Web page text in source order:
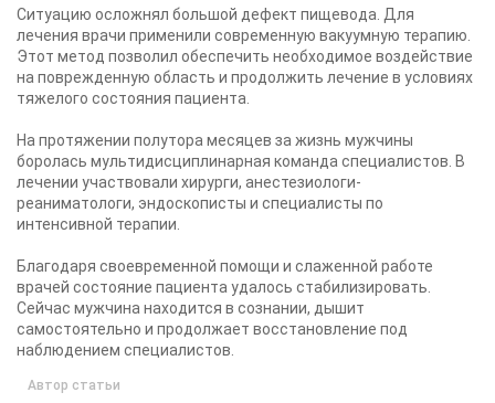
Ситуацию осложнял большой дефект пищевода. Для
лечения врачи применили современную вакуумную терапию.
Этот метод позволил обеспечить необходимое воздействие
на поврежденную область и продолжить лечение в условиях
тяжелого состояния пациента.
На протяжении полутора месяцев за жизнь мужчины
боролась мультидисциплинарная команда специалистов. В
лечении участвовали хирурги, анестезиологи-
реаниматологи, эндоскописты и специалисты по
интенсивной терапии.
Благодаря своевременной помощи и слаженной работе
врачей состояние пациента удалось стабилизировать.
Сейчас мужчина находится в сознании, дышит
самостоятельно и продолжает восстановление под
наблюдением специалистов.
Автор статьи